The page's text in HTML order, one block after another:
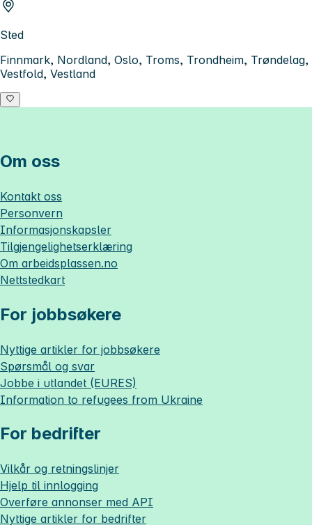
Sted
Finnmark, Nordland, Oslo, Troms, Trondheim, Trøndelag,
Vestfold, Vestland
Om oss
Kontakt oss
Personvern
Informasjonskapsler
Tilgjengelighetserklæring
Om arbeidsplassen.no
Nettstedkart
For jobbsøkere
Nyttige artikler for jobbsøkere
Spørsmål og svar
Jobbe i utlandet (EURES)
Information to refugees from Ukraine
For bedrifter
Vilkår og retningslinjer
Hjelp til innlogging
Overføre annonser med API
Nyttige artikler for bedrifter